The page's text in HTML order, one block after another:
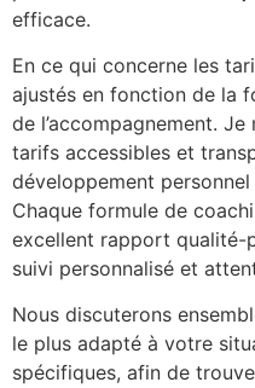
efficace.
En ce qui concerne les
ajustés en fonction de la
de l’accompagnement.
tarifs accessibles et
développement
Chaque formule de
excellent rapport qualité-
suivi personnalisé et
Nous discuterons
le plus adapté à votre
spécifiques, afin de